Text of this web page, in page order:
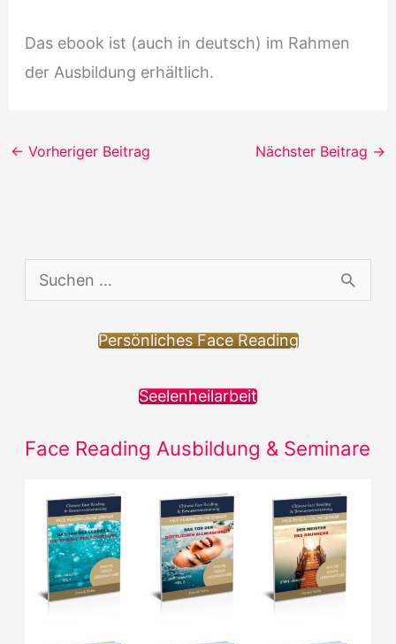
Das ebook ist (auch in deutsch) im Rahmen
der Ausbildung erhältlich.
← Vorheriger Beitrag Nächster Beitrag →
u
Persönliches Face Reading
Seelenheilarbeit
Face Reading Ausbildung & Seminare